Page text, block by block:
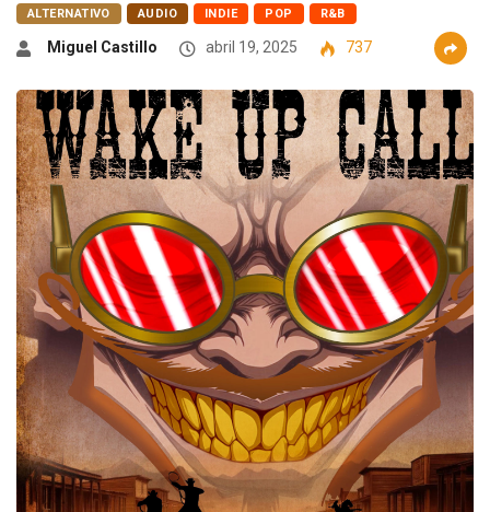
ALTERNATIVO AUDIO INDIE POP R&B
Miguel Castillo abril 19, 2025 737